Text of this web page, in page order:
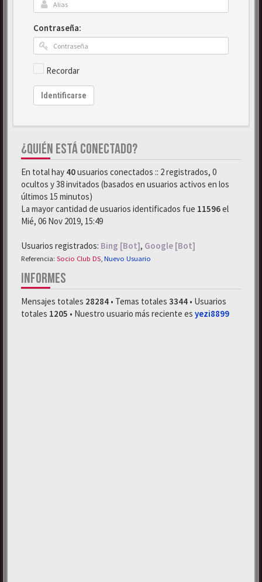
Contraseña:
Recordar
Identificarse
¿QUIÉN ESTÁ CONECTADO?
En total hay 40usuarios conectados :: 2 registrados, 0
ocultos y 38 invitados (basados en usuarios activos en los
últimos 15 minutos)
La mayor cantidad de usuarios identificados fue 11596el
Mié, 06 Nov 2019, 15:49
Usuarios registrados: Bing [Bot], Google [Bot]
Referencia: Socio Club DS Nuevo Usuario
INFORMES
Mensajes totales 28284 • Temas totales 3344 • Usuarios
totales 1205 • Nuestro usuario más reciente es yezi8899